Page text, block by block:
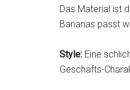
Das Material ist
Bananas passt
Style: Eine
Geschäfts-